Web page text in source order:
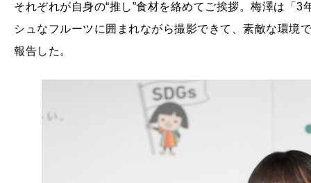
それぞれが自身の“推し”食材を絡めてご挨拶。梅澤は「
シュなフルーツに囲まれながら撮影できて、素敵な環境
報告した。